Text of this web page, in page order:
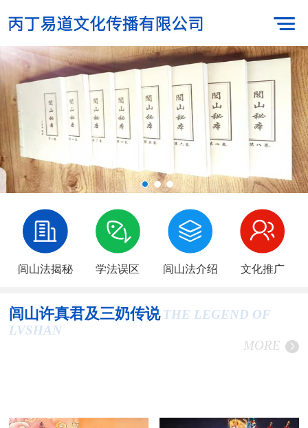
闾山法揭秘 学法误区 闾山法介绍 文化推广
闾山许真君及三奶传说 THE LEGEND OF
LVSHAN
MORE